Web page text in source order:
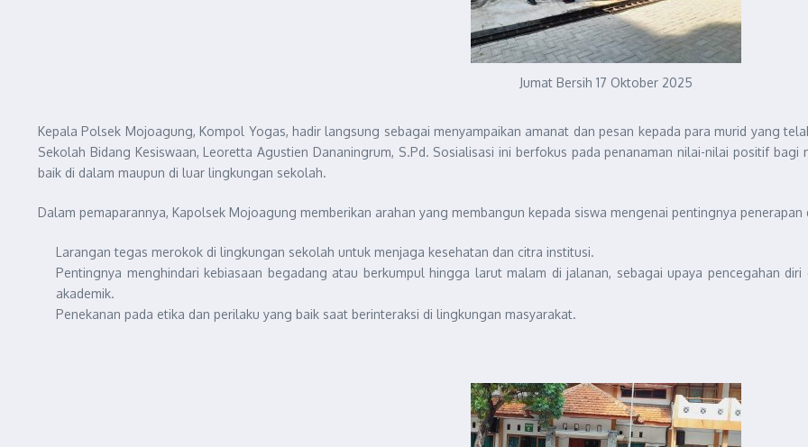
Jumat Bersih 17 Oktober 2025
Kepala Polsek Mojoagung, Kompol Yogas, hadir langsung sebagai menyampaikan amanat dan pesan kepada para murid yang
Sekolah Bidang Kesiswaan, Leoretta Agustien Dananingrum, S.Pd. Sosialisasi ini berfokus pada penanaman nilai-nilai positif
baik di dalam maupun di luar lingkungan sekolah.
Dalam pemaparannya, Kapolsek Mojoagung memberikan arahan yang membangun kepada siswa mengenai pentingnya penerapan
Larangan tegas merokok di lingkungan sekolah untuk menjaga kesehatan dan citra institusi.
Pentingnya menghindari kebiasaan begadang atau berkumpul hingga larut malam di jalanan, sebagai upaya pencegahan
akademik.
Penekanan pada etika dan perilaku yang baik saat berinteraksi di lingkungan masyarakat.